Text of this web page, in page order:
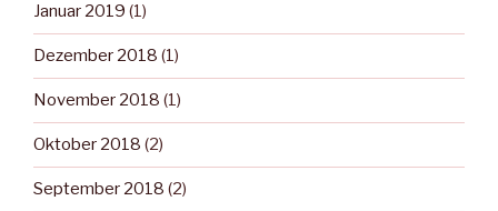
Januar 2019 (1)
Dezember 2018 (1)
November 2018 (1)
Oktober 2018 (2)
September 2018 (2)